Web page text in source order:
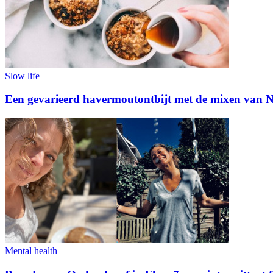
Slow life
Een gevarieerd havermoutontbijt met de mixen van
Mental health